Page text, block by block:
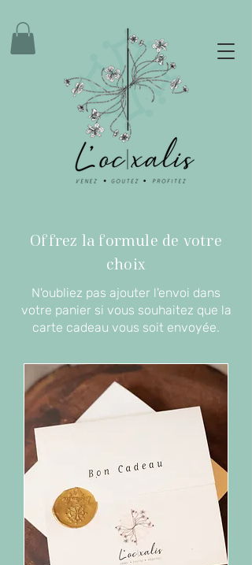
Offrez la formule de votre
choix
N'oubliez pas ajouter l'envoi dans
votre panier si vous souhaitez que la
carte cadeau vous soit envoyée.